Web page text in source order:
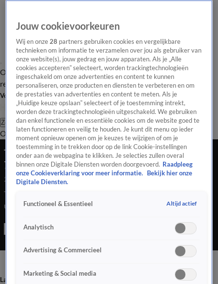
Overzicht Laatste nieuws Regionieuws Het beste van Hart
Tip de
redactie
Volg Hart van Nederland
Zoeken
OverzichtRegioUitzendingenWeerTip de redactiePanelVideo's
Tbs-systeem opnieuw onder vuur na moord op
72-jarige man uit Lelystad
25 juli 2020, 09:25
Tbs-systeem opnieuw onder vuur na moord op 72-jarige man
uit Lelystad
Laatste nieuws
Jouw cookievoorkeuren
Wij en onze28 partners gebruiken cookies en vergelijkbare
technieken om informatie te verzamelen over jou als gebruiker van
onze website(s), jouw gedrag en jouw apparaten. Als je „Alle
cookies accepteren” selecteert, worden trackingtechnologieën
ingeschakeld om onze advertenties en content te kunnen
personaliseren, onze producten en diensten te verbeteren en om
de prestaties van advertenties en content te meten. Als je
„Huidige keuze opslaan” selecteert of je toestemming intrekt,
worden deze trackingtechnologieën uitgeschakeld. We gebruiken
dan enkel functionele en essentiële cookies om de website goed te
laten functioneren en veilig te houden. Je kunt dit menu op ieder
moment opnieuw openen om je keuzes te wijzigen of om je
toestemming in te trekken door op de link Cookie-instellingen
onder aan de webpagina te klikken. Je selecties zullen overal
binnen onze Digitale Diensten worden doorgevoerd. Raadpleeg
onze Cookieverklaring voor meer informatie.
Bekijk hier onze
Digitale Diensten.
Functioneel & Essentieel Altijd actief
Analytisch
Advertising & Commercieel
Marketing & Social media